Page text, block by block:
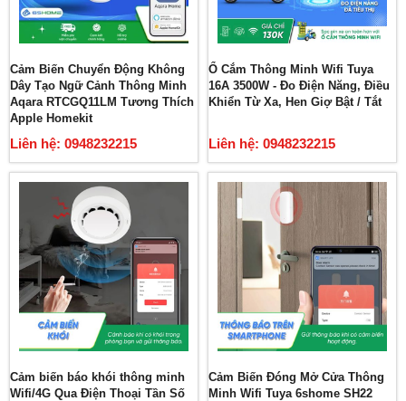
Cảm Biến Chuyển Động Không
Dây Tạo Ngữ Cảnh Thông Minh
Aqara RTCGQ11LM Tương Thích
Apple Homekit
Liên hệ: 0948232215
Ổ Cắm Thông Minh Wifi Tuya
16A 3500W - Đo Điện Năng, Điều
Khiển Từ Xa, Hen Giợ Bật / Tắt
Liên hệ: 0948232215
Cảm biến báo khói thông minh
Wifi/4G Qua Điện Thoại Tần Số
Cảm Biến Đóng Mở Cửa Thông
Minh Wifi Tuya 6shome SH22